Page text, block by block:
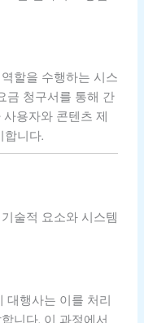
할을 수행하는 시스
금 청구서를 통해 간
용자와 콘텐츠 제
합니다.
술적 요소와 시스템
대행사는 이를 처리
니다. 이 과정에서